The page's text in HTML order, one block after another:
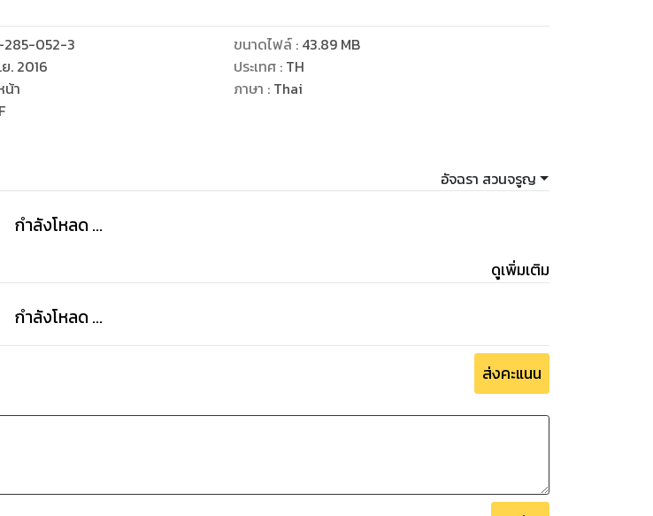
285-052-3
. 2016
น้า
ขนาดไฟล์: 43.89 MB
ประเทศ : TH
ภาษา : Thai
อัจฉรา สวนจรูญ
กำลังโหลด ...
ดูเพิ่มเติม
กำลังโหลด ...
ส่งคะแนน